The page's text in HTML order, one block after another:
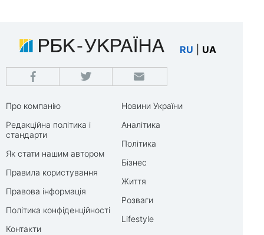
RU UA
Про компанію
Редакційна політика і
стандарти
Як стати нашим автором
Правила користування
Правова інформація
Політика конфіденційності
Контакти
Новини України
Аналітика
Політика
Бізнес
Життя
Розваги
Lifestyle